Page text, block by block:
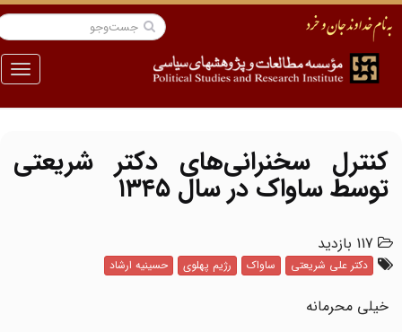
منو
کنترل سخنرانی‌های دکتر شریعتی
توسط ساواک در سال ۱۳۴۵
117 بازدید
دکتر علی شریعتی ساواک رژیم پهلوی حسینیه ارشاد
خیلی محرمانه